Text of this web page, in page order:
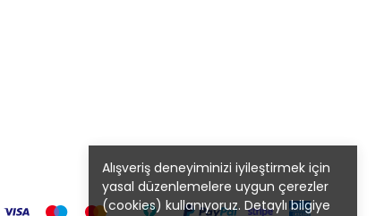
Alışveriş deneyiminizi iyileştirmek için
yasal düzenlemelere uygun çerezler
(cookies) kullanıyoruz. Detaylı bilgiye